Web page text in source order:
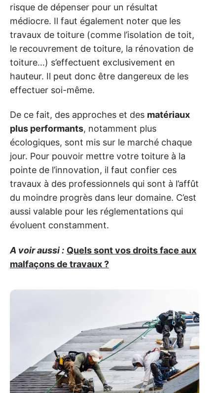
risque de dépenser pour un résultat
médiocre. Il faut également noter que les
travaux de toiture (comme l’isolation de toit,
le recouvrement de toiture, la rénovation de
toiture…) s’effectuent exclusivement en
hauteur. Il peut donc être dangereux de les
effectuer soi-même.
De ce fait, des approches et des matériaux
plus performants, notamment plus
écologiques, sont mis sur le marché chaque
jour. Pour pouvoir mettre votre toiture à la
pointe de l’innovation, il faut confier ces
travaux à des professionnels qui sont à l’affût
du moindre progrès dans leur domaine. C’est
aussi valable pour les réglementations qui
évoluent constamment.
A voir aussi : Quels sont vos droits face aux
malfaçons de travaux ?